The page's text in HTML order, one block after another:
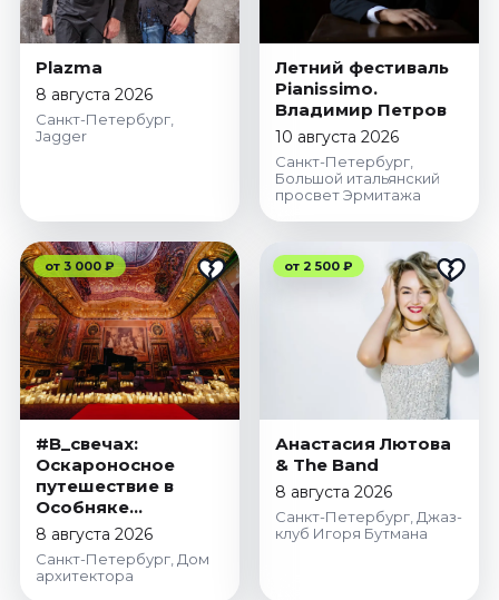
Plazma
8 августа 2026
Санкт-Петербург,
Jagger
Летний фестиваль
Pianissimo.
Владимир Петров
10 августа 2026
Санкт-Петербург,
Большой итальянский
просвет Эрмитажа
от 3 000 ₽
#В_свечах:
Оскароносное
путешествие в
Особняке
Половцова
8 августа 2026
Санкт-Петербург, Дом
архитектора
от 2 500 ₽
Анастасия Лютова
& The Band
8 августа 2026
Санкт-Петербург, Джаз-
клуб Игоря Бутмана